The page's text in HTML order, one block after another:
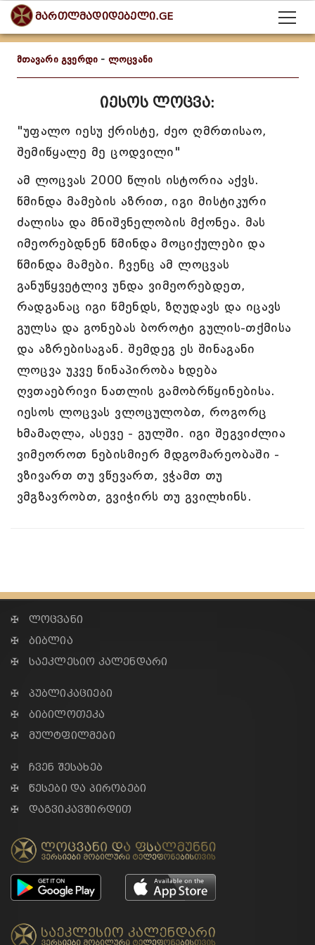
მართლმადიდებელი.GE
მთავარი გვერდი - ლოცვანი
იესოს ლოცვა:
"უფალო იესუ ქრისტე, ძეო ღმრთისაო,
შემიწყალე მე ცოდვილი"
ამ ლოცვას 2000 წლის ისტორია აქვს.
წმინდა მამების აზრით, იგი მისტიკური
ძალისა და მნიშვნელობის მქონეა. მას
იმეორებდნენ წმინდა მოციქულები და
წმინდა მამები. ჩვენც ამ ლოცვას
განუწყვეტლივ უნდა ვიმეორებდეთ,
რადგანაც იგი წმენდს, ზღუდავს და იცავს
გულსა და გონებას ბოროტი გულის-თქმისა
და აზრებისაგან. შემდეგ ეს შინაგანი
ლოცვა უკვე წინაპირობა ხდება
ღვთაებრივი ნათლის გამობრწყინებისა.
იესოს ლოცვას ვლოცულობთ, როგორც
ხმამაღლა, ასევე - გულში. იგი შეგვიძლია
ვიმეოროთ ნებისმიერ მდგომარეობაში -
ვზივართ თუ ვწევართ, ვჭამთ თუ
ვმგზავრობთ, გვიჭირს თუ გვილხინს.
✠ ლოცვანი
✠ ბიბლია
✠ საეკლესიო კალენდარი
✠ პუბლიკაციები
✠ ბიბილოთეკა
✠ მულტფილმები
✠ ჩვენ შესახებ
✠ წესები და პირობები
✠ დაგვიკავშირდით